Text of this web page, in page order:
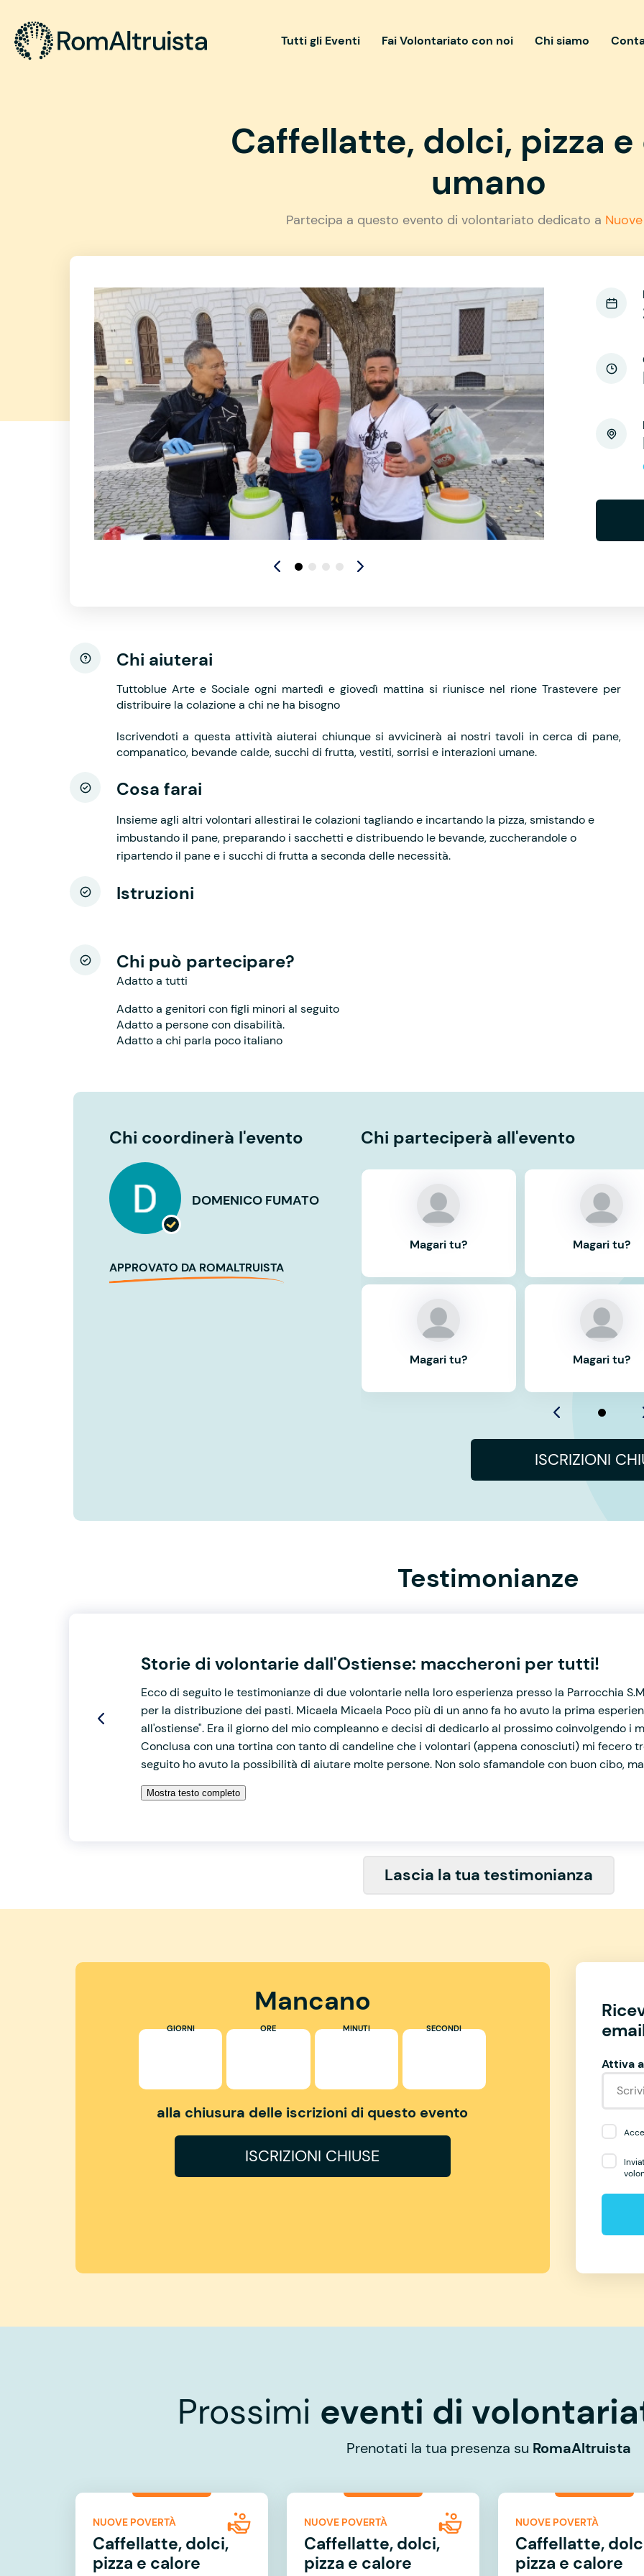
Tutti gli Eventi Fai Volontariato con noi Chi siamo
Caffellatte, dolci, pizza
umano
Partecipa a questo evento di volontariato dedicato a
Chi aiuterai
Tuttoblue Arte e Sociale ogni martedì e giovedì mattina si riunisce nel rione Trastevere per
distribuire la colazione a chi ne ha bisogno
Iscrivendoti a questa attività aiuterai chiunque si avvicinerà ai nostri tavoli in cerca di pane,
companatico, bevande calde, succhi di frutta, vestiti, sorrisi e interazioni umane.
Cosa farai
Insieme agli altri volontari allestirai le colazioni tagliando e incartando la pizza, smistando e
imbustando il pane, preparando i sacchetti e distribuendo le bevande, zuccherandole o
ripartendo il pane e i succhi di frutta a seconda delle necessità.
Istruzioni
Chi può partecipare?
Adatto a tutti
Adatto a genitori con figli minori al seguito
Adatto a persone con disabilità.
Adatto a chi parla poco italiano
Chi coordinerà l'evento
DOMENICO FUMATO
APPROVATO DA ROMALTRUISTA
Chi parteciperà all'evento
Magari tu?
Magari tu?
Magari tu?
Magari tu?
ISCRIZIONI
Testimonianze
Storie di volontarie dall'Ostiense: maccheroni per tutti!
Ecco di seguito le testimonianze di due volontarie nella loro esperienza presso la Parrocchia
per la distribuzione dei pasti. Micaela Micaela Poco più di un anno fa ho avuto la prima
all'ostiense". Era il giorno del mio compleanno e decisi di dedicarlo al prossimo coinvolgendo i
Conclusa con una tortina con tanto di candeline che i volontari (appena conosciuti) mi fecero
seguito ho avuto la possibilità di aiutare molte persone. Non solo sfamandole con buon cibo, ma
Mostra testo completo
Lascia la tua testimonianza
Mancano
GIORNI ORE MINUTI SECONDI
alla chiusura delle iscrizioni di questo evento
ISCRIZIONI CHIUSE
Attiva
Prossimi eventi di
Prenotati la tua presenza su RomaAltruista
NUOVE POVERTÀ
Caffellatte, dolci,
pizza e calore
NUOVE POVERTÀ
Caffellatte, dolci,
pizza e calore
NUOVE POVERTÀ
Caffellatte,
pizza e calore